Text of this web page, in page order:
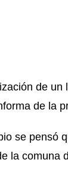
de
de la
se pensó
la comuna